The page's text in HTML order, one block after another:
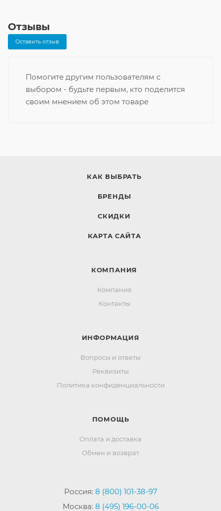
Отзывы
Оставить отзыв
Помогите другим пользователям с
выбором - будьте первым, кто поделится
своим мнением об этом товаре
КАК ВЫБРАТЬ
БРЕНДЫ
СКИДКИ
КАРТА САЙТА
КОМПАНИЯ
Компания
Контакты
ИНФОРМАЦИЯ
Вопросы и ответы
Реквизиты
Политика конфиденциальности
ПОМОЩЬ
Оплата и доставка
Обмен и возврат
Россия: 8 (800) 101-38-97
Москва: 8 (495) 196-00-06